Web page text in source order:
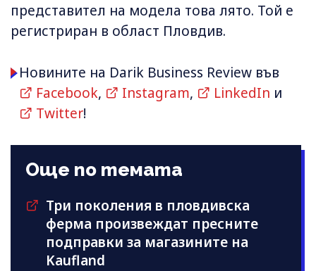
представител на модела това лято. Той е
регистриран в област Пловдив.
Новините на Darik Business Review във
Facebook, Instagram, LinkedIn и
Twitter!
Още по темата
Три поколения в пловдивска
ферма произвеждат пресните
подправки за магазините на
Kaufland